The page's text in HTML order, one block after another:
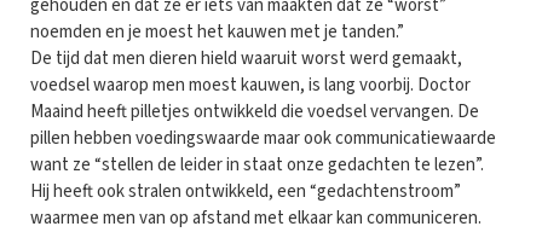
noemden en je moest het kauwen met je tanden.”
De tijd dat men dieren hield waaruit worst werd gemaakt,
voedsel waarop men moest kauwen, is lang voorbij. Doctor
Maaind heeft pilletjes ontwikkeld die voedsel vervangen. De
pillen hebben voedingswaarde maar ook communicatiewaarde
want ze “stellen de leider in staat onze gedachten te lezen”.
Hij heeft ook stralen ontwikkeld, een “gedachtenstroom”
waarmee men van op afstand met elkaar kan communiceren.